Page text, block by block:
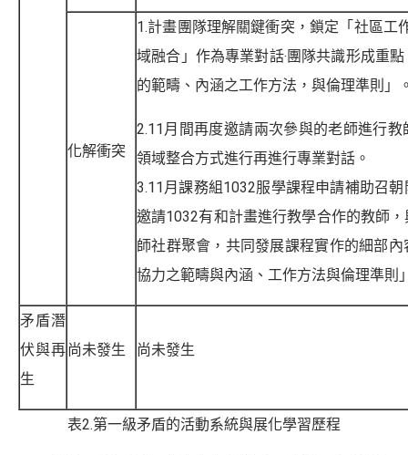
化解衝突
1.計畫團隊理解關鍵衝突，鎖定「社區工
域融合」作為專業對話‧團隊共識形成重
的範疇、內涵之工作方法，與倫理準則」
2.11月間再度邀請兩次參與的老師進行
領域整合方式進行再進行專業對話。
3.11月課務組1032服學課程申請補助召
邀請1032有和計畫進行教學合作的教師
師社群聚會，共同發展課程實作的細部
協力之範疇與內涵、工作方法與倫理準則
矛盾潛
伏與再
生
尚未發生 尚未發生
表2.第一級矛盾的活動系統與展化學習歷程